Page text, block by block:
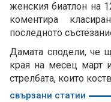
женския биатлон на
коментира
последното
Дамата сподели, че
края на месец март
стрелбата, които
свързани статии